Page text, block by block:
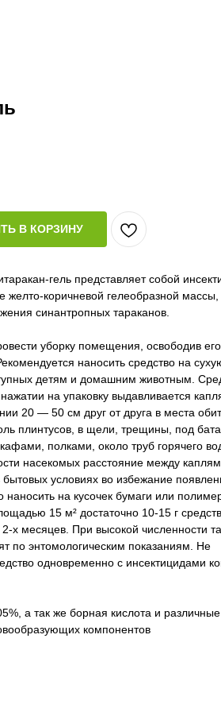
В КОРЗИНУ
гель представляет собой
желто-коричневой гелеобразной массы,
синантропных тараканов.
уборку помещения, освободив
наносить средство на
детям и домашним животным.
на упаковку выдавливается
20 — 50 см друг от друга в места
плинтусов, в щели, трещины, под
полками, около труб горячего
насекомых расстояние между
условиях во избежание
наносить на кусочек бумаги или
15 м² достаточно 10-15 г
х месяцев. При высокой численности
по энтомологическим показаниям. Не
одновременно с инсектицидами
а так же борная кислота и
компонентов